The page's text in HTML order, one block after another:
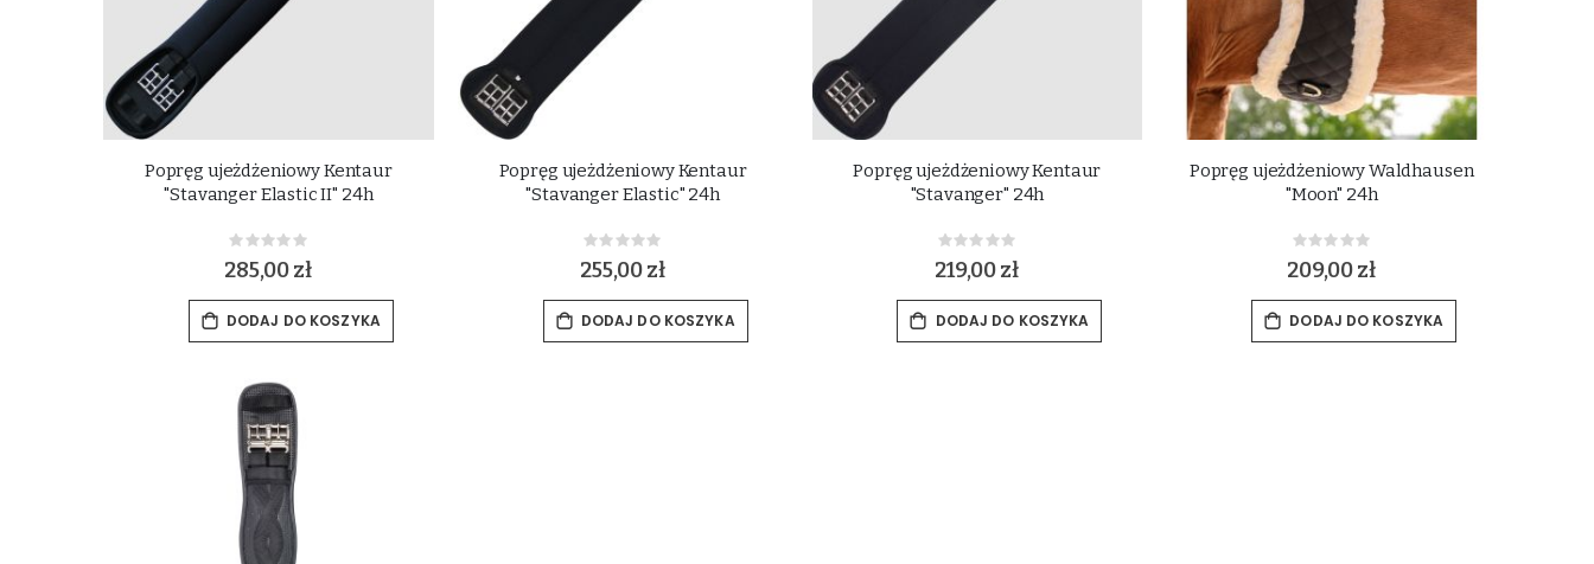
Popręg ujeżdżeniowy Kentaur
"Stavanger Elastic II" 24h
Rating:
0%
285,00 zł
DODAJ DO KOSZYKA
Popręg ujeżdżeniowy Kentaur
"Stavanger Elastic" 24h
Rating:
0%
255,00 zł
DODAJ DO KOSZYKA
Popręg ujeżdżeniowy Kentaur
"Stavanger" 24h
Rating:
0%
219,00 zł
DODAJ DO KOSZYKA
Popręg ujeżdżeniowy Waldhausen
"Moon" 24h
Rating:
0%
209,00 zł
DODAJ DO KOSZYKA